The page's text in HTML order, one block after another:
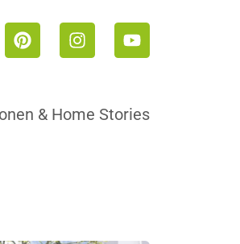
& Home Stories